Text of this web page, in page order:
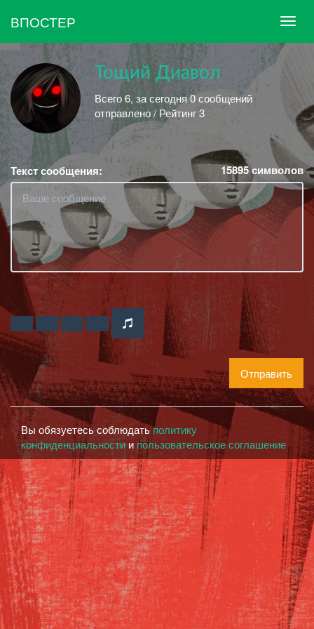
ВПОСТЕР
Тощий Диавол
Всего 6, за сегодня 0 сообщений
отправлено / Рейтинг 3
Текст сообщения: 15895символов
Отправить
Вы обязуетесь соблюдатьполитику
конфиденциальности и пользовательское соглашение